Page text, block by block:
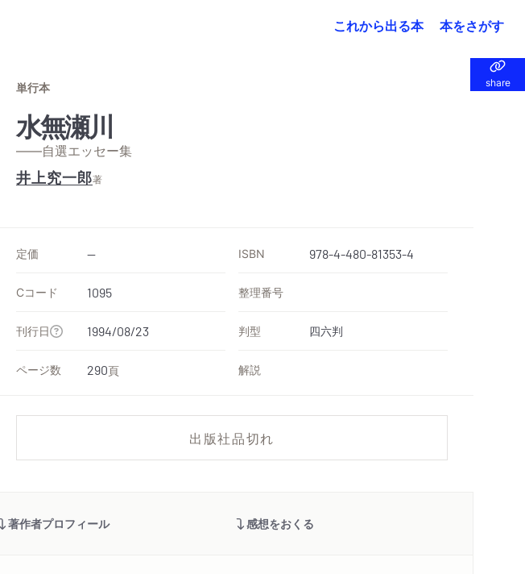
これから出る本 本をさがす
share
share
単行本
水無瀬川
——自選エッセー集
井上究一郎著
定価 -- ISBN 978-4-480-81353-4
Cコード 1095 整理番号
刊行日 1994/08/23 判型 四六判
ページ数 290頁 解説
出版社品切れ
著作者プロフィール 感想をおくる